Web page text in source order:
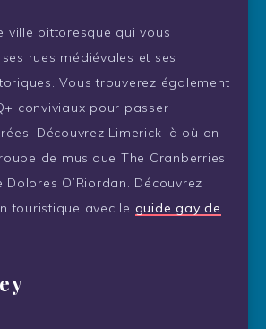
ville pittoresque qui vous
rues médiévales et ses
Vous trouverez également
conviviaux pour passer
Découvrez Limerick là où on
de musique The Cranberries
Dolores O’Riordan. Découvrez
touristique avec le guide gay de